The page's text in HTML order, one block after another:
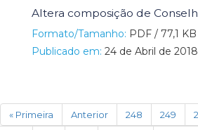
Altera composição de
Formato/Tamanho: PDF / 77,1 KB
Publicado em: 24 de Abril de 2018
« Primeira Anterior 248 249